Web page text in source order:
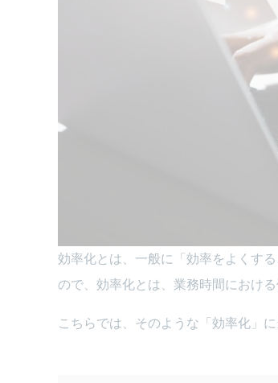
効率化とは、一般に「効率をよくす
ので、効率化とは、業務時間におけ
こちらでは、そのような「効率化」